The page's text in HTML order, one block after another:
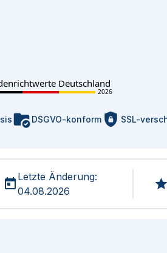
Deutschland
2026
DSGVO-konform SSL-
Letzte Änderung:
04.08.2026